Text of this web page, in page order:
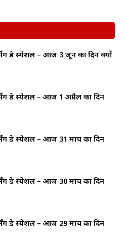
डे स्पेशल – आज 3 जून का दिन क्यों
डे स्पेशल – आज 1 अप्रैल का दिन
डे स्पेशल – आज 31 मार्च का दिन
डे स्पेशल – आज 30 मार्च का दिन
डे स्पेशल – आज 29 मार्च का दिन